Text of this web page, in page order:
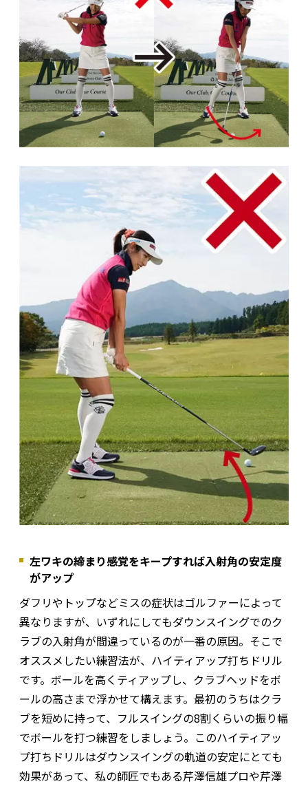
左ワキの締まり感覚をキープすれば入射角の安定度
がアップ
ダフリやトップなどミスの症状はゴルファーによって
異なりますが、いずれにしてもダウンスイングでのク
ラブの入射角が間違っているのが一番の原因。そこで
オススメしたい練習法が、ハイティアップ打ちドリル
です。ボールを高くティアップし、クラブヘッドをボ
ールの高さまで浮かせて構えます。最初のうちはクラ
ブを短めに持って、フルスイングの8割くらいの振り幅
でボールを打つ練習をしましょう。このハイティアッ
プ打ちドリルはダウンスイングの軌道の安定にとても
効果があって、私の師匠でもある芹澤信雄プロや芹澤